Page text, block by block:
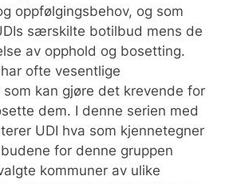
oppfølgingsbehov, og som
særskilte botilbud mens de
av opphold og bosetting.
ofte vesentlige
kan gjøre det krevende for
dem. I denne serien med
UDI hva som kjennetegner
for denne gruppen
kommuner av ulike